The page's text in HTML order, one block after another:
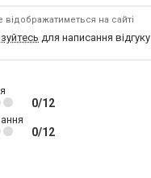
відображатиметься на сайті
для написання відгуку
0/12
0/12